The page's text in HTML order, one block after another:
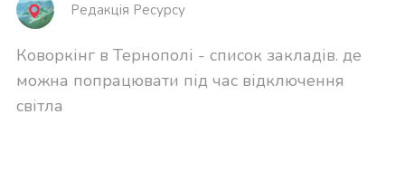
Редакція Реcурсу
Коворкінг в Тернополі - список закладів. де
можна попрацювати під час відключення
світла